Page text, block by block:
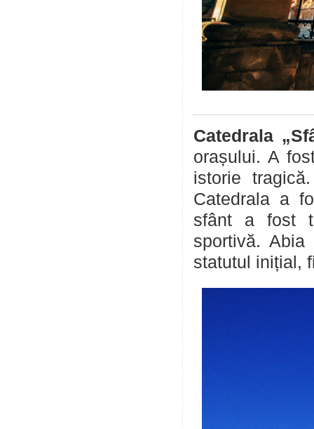
Catedrala
orașului. A
istorie
Catedrala a
sfânt a fost
sportivă.
statutul inițial,